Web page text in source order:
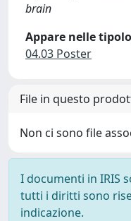
brain
Appare nelle
04.03 Poster
File in questo
Non ci sono file
I documenti in IRIS
tutti i diritti sono
indicazione.